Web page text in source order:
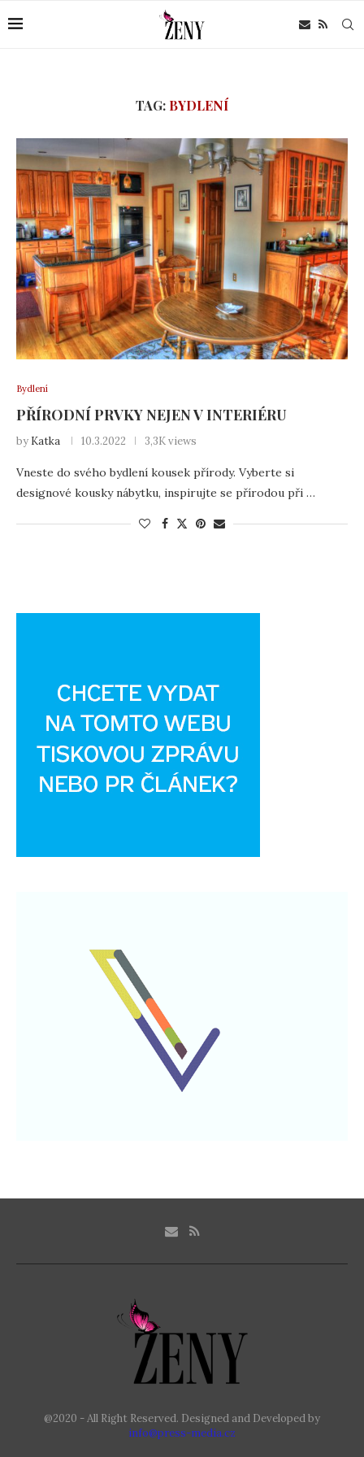
TAG: BYDLENÍ
Bydlení
PŘÍRODNÍ PRVKY NEJEN V INTERIÉRU
by Katka 10.3.2022 3,3K views
Vneste do svého bydlení kousek přírody. Vyberte si
designové kousky nábytku, inspirujte se přírodou při …
@2020 - All Right Reserved. Designed and Developed by
info@press-media.cz